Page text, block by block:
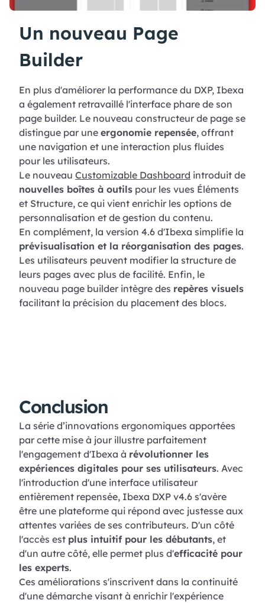
Un nouveau Page
Builder
En plus d'améliorer la performance du DXP, Ibexa
a également retravaillé l'interface phare de son
page builder. Le nouveau constructeur de page se
distingue par une ergonomie repensée, offrant
une navigation et une interaction plus fluides
pour les utilisateurs.
Le nouveau Customizable Dashboard introduit de
nouvelles boîtes à outils pour les vues Éléments
et Structure, ce qui vient enrichir les options de
personnalisation et de gestion du contenu.
En complément, la version 4.6 d'Ibexa simplifie la
prévisualisation et la réorganisation des pages.
Les utilisateurs peuvent modifier la structure de
leurs pages avec plus de facilité. Enfin, le
nouveau page builder intègre des repères visuels
facilitant la précision du placement des blocs.
Conclusion
La série d’innovations ergonomiques apportées
par cette mise à jour illustre parfaitement
l'engagement d'Ibexa à révolutionner les
expériences digitales pour ses utilisateurs. Avec
l'introduction d'une interface utilisateur
entièrement repensée, Ibexa DXP v4.6 s'avère
être une plateforme qui répond avec justesse aux
attentes variées de ses contributeurs. D'un côté
l'accès est plus intuitif pour les débutants, et
d'un autre côté, elle permet plus d'efficacité pour
les experts.
Ces améliorations s'inscrivent dans la continuité
d'une démarche visant à enrichir l'expérience